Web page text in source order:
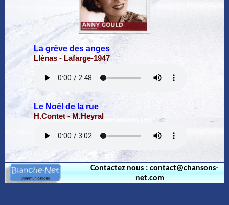
La grève des anges
Llénas - Lafarge-1947
Le Noël de la rue
H.Contet - M.Heyral
Contactez nous : contact@chansons-
net.com